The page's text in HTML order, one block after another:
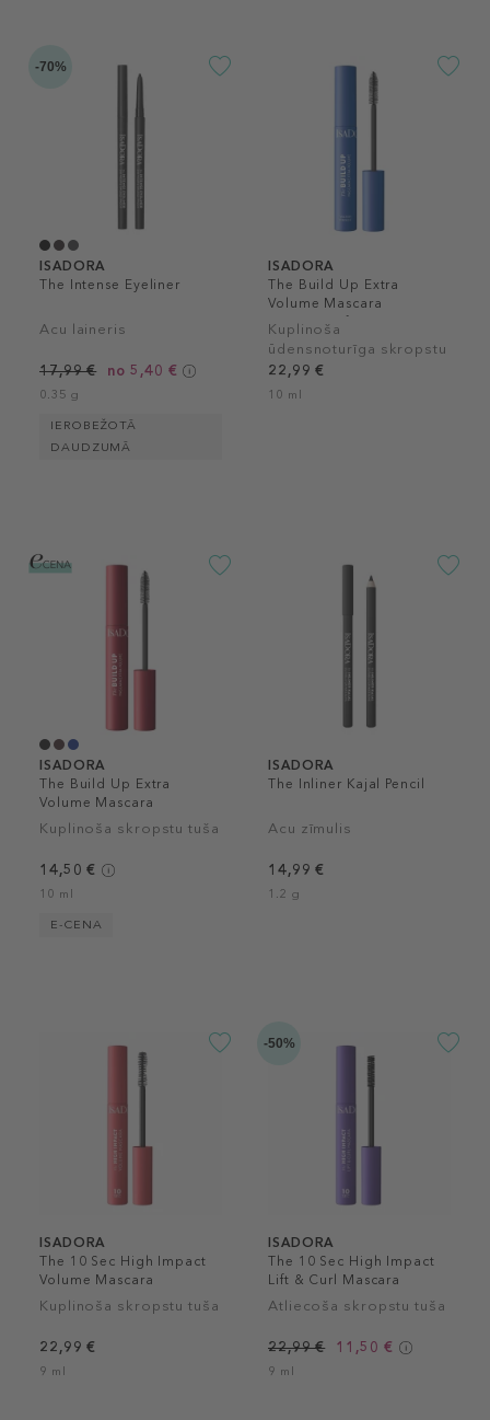
-70%
ISADORA
The Intense Eyeliner
Acu laineris
17,99 € no 5,40 €
0.35 g
IEROBEŽOTĀ
DAUDZUMĀ
ISADORA
The Build Up Extra
Volume Mascara
Waterproof
Kuplinoša
ūdensnoturīga skropstu
tuša
22,99 €
10 ml
ISADORA
The Build Up Extra
Volume Mascara
Kuplinoša skropstu tuša
14,50 €
10 ml
E-CENA
ISADORA
The Inliner Kajal Pencil
Acu zīmulis
14,99 €
1.2 g
ISADORA
The 10 Sec High Impact
Volume Mascara
Kuplinoša skropstu tuša
22,99 €
9 ml
-50%
ISADORA
The 10 Sec High Impact
Lift & Curl Mascara
Atliecoša skropstu tuša
22,99 € 11,50 €
9 ml